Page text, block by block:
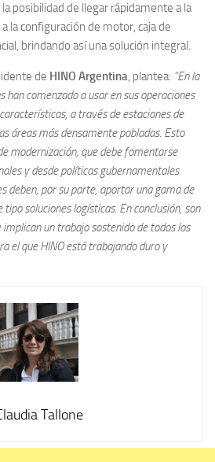
posibilidad de llegar rápidamente a la
la configuración de motor, caja de
brindando así una solución integral.
de HINO Argentina, plantea: “En la
comenzado a usar en sus operaciones
a través de estaciones de
áreas más densamente pobladas. Esto
modernización, que debe fomentarse
y desde políticas gubernamentales
deben, por su parte, aportar una gama de
soluciones logísticas. En conclusión, son
implican un trabajo sostenido de todos los
el que HINO está trabajando duro y
Tallone